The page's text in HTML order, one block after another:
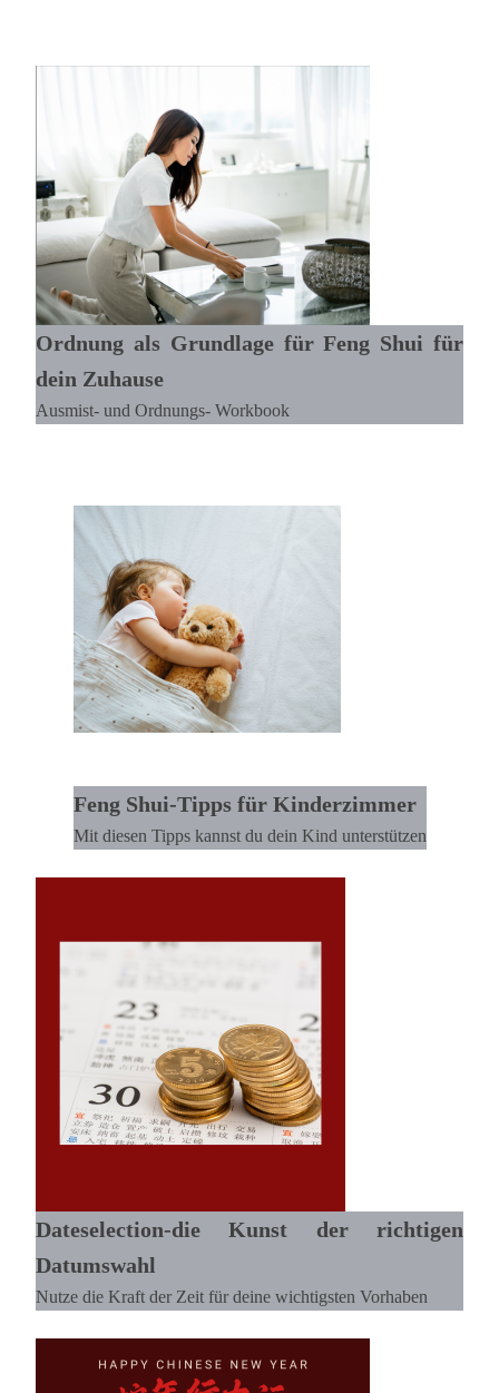
Ordnung als Grundlage für Feng Shui für
dein Zuhause
Ausmist- und Ordnungs- Workbook
Feng Shui-Tipps für Kinderzimmer
Mit diesen Tipps kannst du dein Kind unterstützen
Dateselection-die Kunst der richtigen
Datumswahl
Nutze die Kraft der Zeit für deine wichtigsten Vorhaben